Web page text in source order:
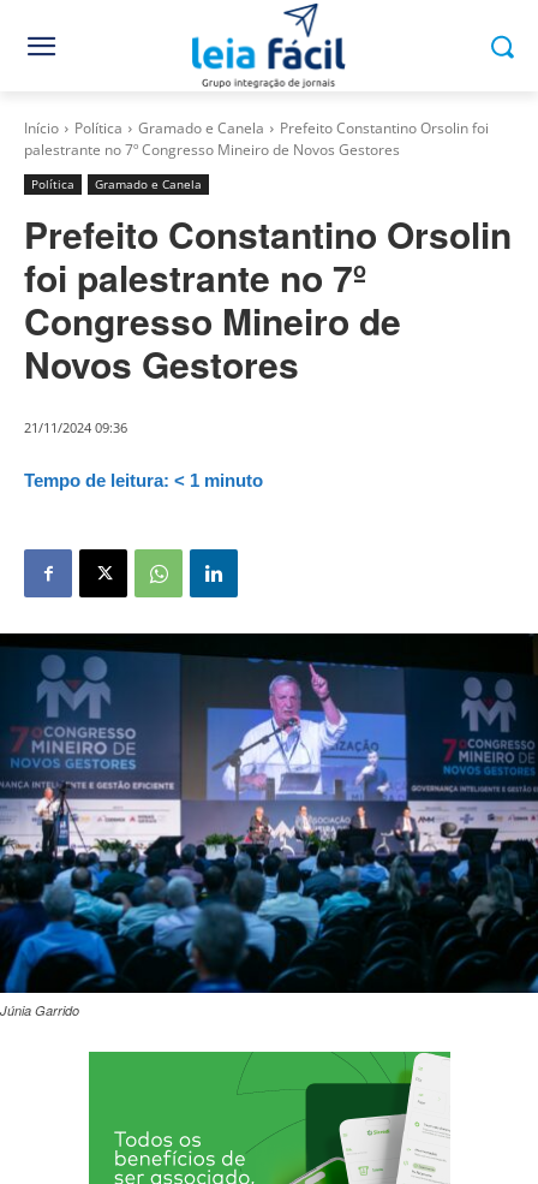
Início Política Gramado e Canela
Prefeito Constantino Orsolin foi
palestrante no 7º Congresso Mineiro de Novos Gestores
Política Gramado e Canela
Prefeito Constantino Orsolin
foi palestrante no 7º
Congresso Mineiro de
Novos Gestores
21/11/2024 09:36
Tempo de leitura: < 1 minuto
Júnia Garrido